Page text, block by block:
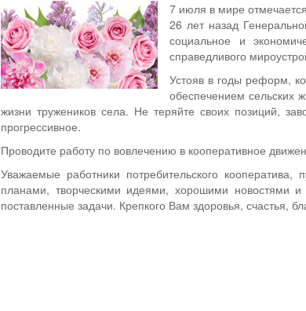
7 июля в мире
26 лет назад
социальное и
справедливого
Устояв в годы реформ,
обеспечением сельских
жизни тружеников села. Не теряйте своих позиций,
прогрессивное.
Проводите работу по вовлечению в кооперативное
Уважаемые работники потребительского
планами, творческими идеями, хорошими новостями
поставленные задачи. Крепкого Вам здоровья, счастья,